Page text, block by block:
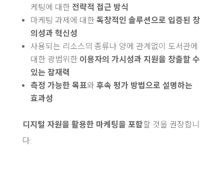
케팅에 대한 전략적 접근 방식
마케팅 과제에 대한 독창적인 솔루션으로 입증된 창
의성과 혁신성
사용되는 리소스의 종류나 양에 관계없이 도서관에
대한 광범위한 이용자의 가시성과 지원을 창출할 수
있는 잠재력
측정 가능한 목표와 후속 평가 방법으로 설명하는
효과성
디지털 자원을 활용한 마케팅을 포함할 것을 권장합니
다: